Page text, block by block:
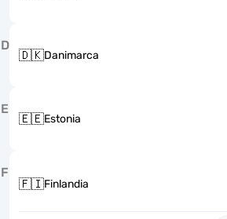
D
🇩🇰Danimarca
E
🇪🇪Estonia
F
🇫🇮Finlandia